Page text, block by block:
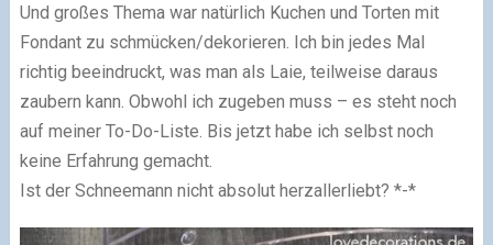
Und großes Thema war natürlich Kuchen und Torten mit
Fondant zu schmücken/dekorieren. Ich bin jedes Mal
richtig beeindruckt, was man als Laie, teilweise daraus
zaubern kann. Obwohl ich zugeben muss – es steht noch
auf meiner To-Do-Liste. Bis jetzt habe ich selbst noch
keine Erfahrung gemacht.
Ist der Schneemann nicht absolut herzallerliebt? *-*